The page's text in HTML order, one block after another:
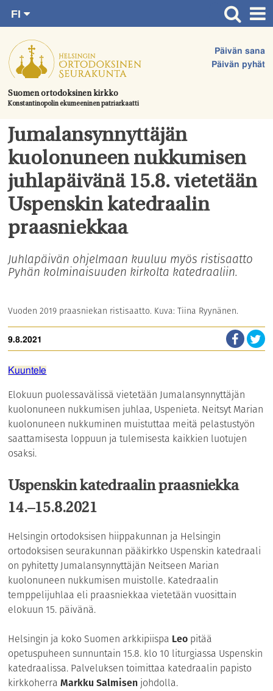
suoraan
sisältöön.
Suomen ortodoksinen kirkko
Konstantinopolin ekumeeninen patriarkaatti
Päivän sana
Päivän pyhät
FI
SV
EN
UA
Etusivu
Ajankohtaista
Juhlat & toimitukset
Kirkot
Apua & tukea
Tule mukaan
Hautausmaa
Yhteystiedot
Jumalansynnyttäjän
kuolonuneen nukkumisen
juhlapäivänä 15.8. vietetään
Uspenskin katedraalin
praasniekkaa
Juhlapäivän ohjelmaan kuuluu myös ristisaatto
Pyhän kolminaisuuden kirkolta katedraaliin.
Vuoden 2019 praasniekan ristisaatto. Kuva: Tiina Ryynänen.
9.8.2021
Kuuntele
Elokuun puolessavälissä vietetään Jumalansynnyttäjän
kuolonuneen nukkumisen juhlaa, Uspenieta. Neitsyt Marian
kuolonuneen nukkuminen muistuttaa meitä pelastustyön
saattamisesta loppuun ja tulemisesta kaikkien luotujen
osaksi.
Uspenskin katedraalin praasniekka
14.–15.8.2021
Helsingin ortodoksisen hiippakunnan ja Helsingin
ortodoksisen seurakunnan pääkirkko Uspenskin katedraali
on pyhitetty Jumalansynnyttäjän Neitseen Marian
kuolonuneen nukkumisen muistolle. Katedraalin
temppelijuhlaa eli praasniekkaa vietetään vuosittain
elokuun 15. päivänä.
Helsingin ja koko Suomen arkkipiispa Leo pitää
opetuspuheen sunnuntain 15.8. klo 10 liturgiassa Uspenskin
katedraalissa. Palveluksen toimittaa katedraalin papisto
kirkkoherraMarkku Salmisen johdolla.